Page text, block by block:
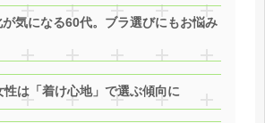
気になる60代。ブラ選びにもお悩み
性は「着け心地」で選ぶ傾向に